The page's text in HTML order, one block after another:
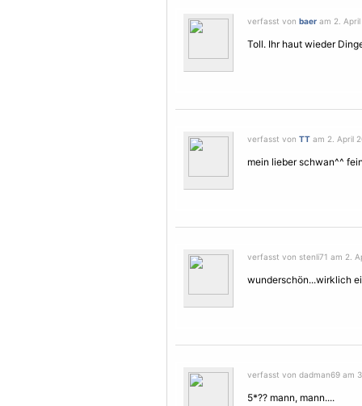
verfasst von baer am 2.
Toll. Ihr haut wieder
verfasst von TT am 2. April
mein lieber schwan^^
verfasst von stenli71 am 2.
wunderschön...wirklich
verfasst von dadman69 am
5*?? mann, mann....